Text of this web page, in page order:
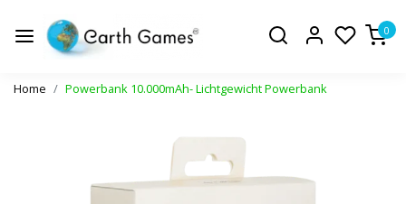
0
Home Powerbank 10.000mAh- Lichtgewicht Powerbank